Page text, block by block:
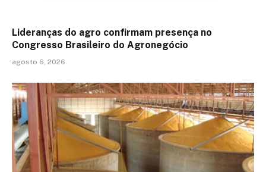
Lideranças do agro confirmam presença no
Congresso Brasileiro do Agronegócio
agosto 6, 2026